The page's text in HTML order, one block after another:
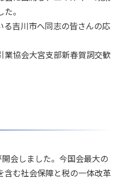
。
吉川市へ同志の皆さんの応
業協会大宮支部新春賀詞交歓
会しました。今国会最大の
含む社会保障と税の一体改革